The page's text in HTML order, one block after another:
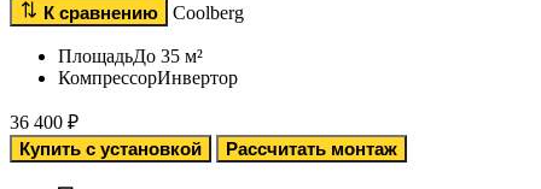
К сравнению Coolberg
ПлощадьДо 35 м²
КомпрессорИнвертор
36 400 ₽
Купить с установкой
Рассчитать монтаж